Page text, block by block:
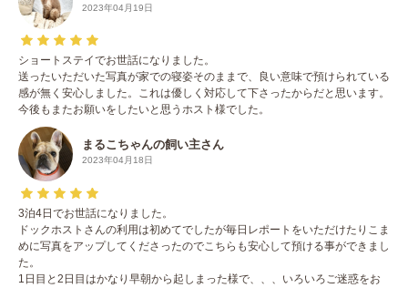
2023年04月19日
ショートステイでお世話になりました。
送ったいただいた写真が家での寝姿そのままで、良い意味で預けられている
感が無く安心しました。これは優しく対応して下さったからだと思います。
今後もまたお願いをしたいと思うホスト様でした。
まるこちゃんの飼い主さん
2023年04月18日
3泊4日でお世話になりました。
ドックホストさんの利用は初めてでしたが毎日レポートをいただけたりこま
めに写真をアップしてくださったのでこちらも安心して預ける事ができまし
た。
1日目と2日目はかなり早朝から起しまった様で、、、いろいろご迷惑をお